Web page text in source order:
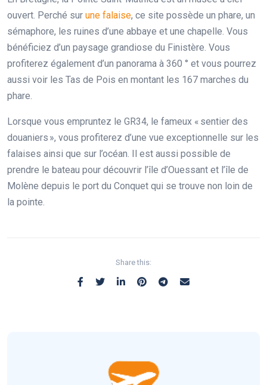
ouvert. Perché sur une falaise, ce site possède un phare, un
sémaphore, les ruines d’une abbaye et une chapelle. Vous
bénéficiez d’un paysage grandiose du Finistère. Vous
profiterez également d’un panorama à 360 ° et vous pourrez
aussi voir les Tas de Pois en montant les 167 marches du
phare.
Lorsque vous empruntez le GR34, le fameux « sentier des
douaniers », vous profiterez d’une vue exceptionnelle sur les
falaises ainsi que sur l’océan. Il est aussi possible de
prendre le bateau pour découvrir l’île d’Ouessant et l’île de
Molène depuis le port du Conquet qui se trouve non loin de
la pointe.
Share this: